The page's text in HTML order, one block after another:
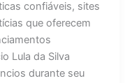
confiáveis, sites
que oferecem
Lula da Silva
durante seu